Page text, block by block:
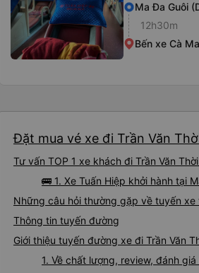
Ma Đa Guôi
12h30m
Bến xe Cà
Đặt mua vé xe đi Trần Văn
Tư vấn TOP 1 xe khách đi Trần Văn
🚌 1. Xe Tuấn Hiệp khởi hành tại
Những câu hỏi thường gặp về tuyến xe
Thông tin tuyến đường
Giới thiệu tuyến đường xe đi Trần Văn
1. Về chất lượng, review, đánh